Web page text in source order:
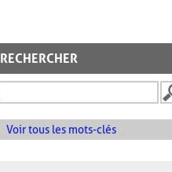
RECHERCHER
Voir tous les mots-clés